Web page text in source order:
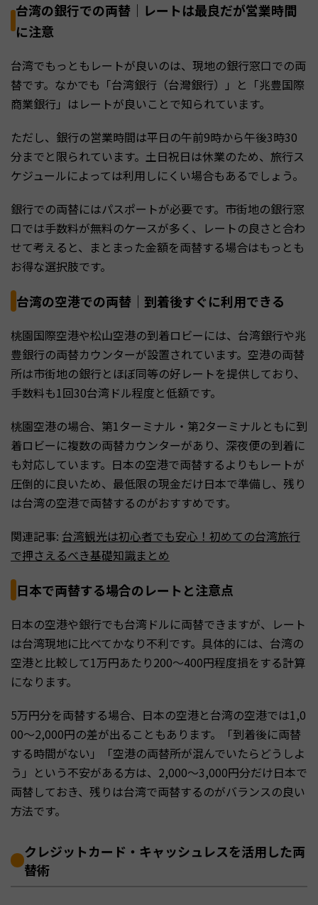
台湾の銀行での両替｜レートは最良だが営業時間
に注意
台湾でもっともレートが良いのは、現地の銀行窓口での両
替です。なかでも「台湾銀行（台灣銀行）」と「兆豊国際
商業銀行」はレートが良いことで知られています。
ただし、銀行の営業時間は平日の午前9時から午後3時30
分までと限られています。土日祝日は休業のため、旅行ス
ケジュールによっては利用しにくい場合もあるでしょう。
銀行での両替にはパスポートが必要です。市街地の銀行窓
口では手数料が無料のケースが多く、レートの良さと合わ
せて考えると、まとまった金額を両替する場合はもっとも
お得な選択肢です。
台湾の空港での両替｜到着後すぐに利用できる
桃園国際空港や松山空港の到着ロビーには、台湾銀行や兆
豊銀行の両替カウンターが設置されています。空港の両替
所は市街地の銀行とほぼ同等の好レートを提供しており、
手数料も1回30台湾ドル程度と低額です。
桃園空港の場合、第1ターミナル・第2ターミナルともに到
着ロビーに複数の両替カウンターがあり、深夜便の到着に
も対応しています。日本の空港で両替するよりもレートが
圧倒的に良いため、最低限の現金だけ日本で準備し、残り
は台湾の空港で両替するのがおすすめです。
関連記事: 台湾観光は初心者でも安心！初めての台湾旅行
で押さえるべき基礎知識まとめ
日本で両替する場合のレートと注意点
日本の空港や銀行でも台湾ドルに両替できますが、レート
は台湾現地に比べてかなり不利です。具体的には、台湾の
空港と比較して1万円あたり200〜400円程度損をする計算
になります。
5万円分を両替する場合、日本の空港と台湾の空港では1,0
00〜2,000円の差が出ることもあります。「到着後に両替
する時間がない」「空港の両替所が混んでいたらどうしよ
う」という不安がある方は、2,000〜3,000円分だけ日本で
両替しておき、残りは台湾で両替するのがバランスの良い
方法です。
クレジットカード・キャッシュレスを活用した両
替術